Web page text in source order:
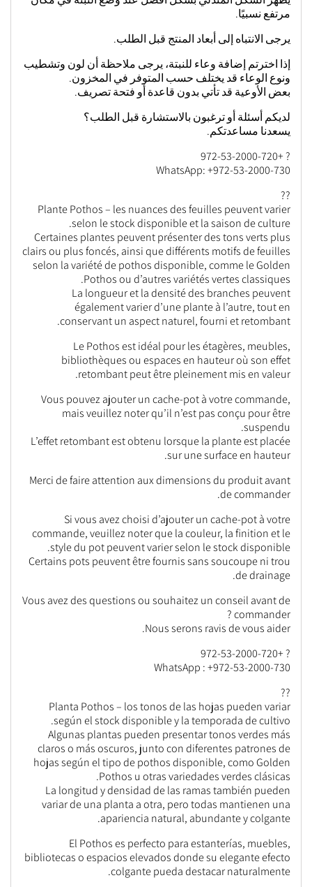
مرتفع نسبيًا.
يرجى الانتباه إلى أبعاد المنتج قبل الطلب.
إذا اخترتم إضافة وعاء للنبتة، يرجى ملاحظة أن لون وتشطيب
ونوع الوعاء قد يختلف حسب المتوفر في المخزون.
بعض الأوعية قد تأتي بدون قاعدة أو فتحة تصريف.
لديكم أسئلة أو ترغبون بالاستشارة قبل الطلب؟
يسعدنا مساعدتكم.
? +972-53-2000-720
WhatsApp: +972-53-2000-730
??
Plante Pothos – les nuances des feuilles peuvent varier
selon le stock disponible et la saison de culture.
Certaines plantes peuvent présenter des tons verts plus
clairs ou plus foncés, ainsi que différents motifs de feuilles
selon la variété de pothos disponible, comme le Golden
Pothos ou d’autres variétés vertes classiques.
La longueur et la densité des branches peuvent
également varier d’une plante à l’autre, tout en
conservant un aspect naturel, fourni et retombant.
Le Pothos est idéal pour les étagères, meubles,
bibliothèques ou espaces en hauteur où son effet
retombant peut être pleinement mis en valeur.
Vous pouvez ajouter un cache-pot à votre commande,
mais veuillez noter qu’il n’est pas conçu pour être
suspendu.
L’effet retombant est obtenu lorsque la plante est placée
sur une surface en hauteur.
Merci de faire attention aux dimensions du produit avant
de commander.
Si vous avez choisi d’ajouter un cache-pot à votre
commande, veuillez noter que la couleur, la finition et le
style du pot peuvent varier selon le stock disponible.
Certains pots peuvent être fournis sans soucoupe ni trou
de drainage.
Vous avez des questions ou souhaitez un conseil avant de
commander ?
Nous serons ravis de vous aider.
? +972-53-2000-720
WhatsApp : +972-53-2000-730
??
Planta Pothos – los tonos de las hojas pueden variar
según el stock disponible y la temporada de cultivo.
Algunas plantas pueden presentar tonos verdes más
claros o más oscuros, junto con diferentes patrones de
hojas según el tipo de pothos disponible, como Golden
Pothos u otras variedades verdes clásicas.
La longitud y densidad de las ramas también pueden
variar de una planta a otra, pero todas mantienen una
apariencia natural, abundante y colgante.
El Pothos es perfecto para estanterías, muebles,
bibliotecas o espacios elevados donde su elegante efecto
colgante pueda destacar naturalmente.